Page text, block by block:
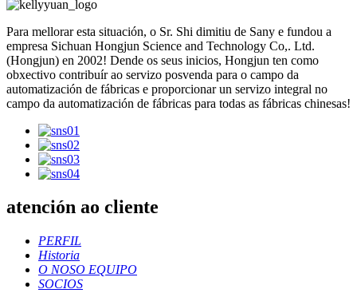
Para mellorar esta situación, o Sr. Shi dimitiu de Sany e fundou a
empresa Sichuan Hongjun Science and Technology Co,. Ltd.
(Hongjun) en 2002! Dende os seus inicios, Hongjun ten como
obxectivo contribuír ao servizo posvenda para o campo da
automatización de fábricas e proporcionar un servizo integral no
campo da automatización de fábricas para todas as fábricas chinesas!
atención ao cliente
PERFIL
Historia
O NOSO EQUIPO
SOCIOS